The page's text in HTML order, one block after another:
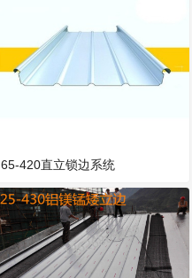
65-420直立锁边系统